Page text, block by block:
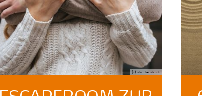
(c) shutterstock